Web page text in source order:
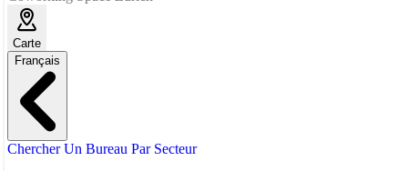
Carte
Français
Chercher Un Bureau Par Secteur